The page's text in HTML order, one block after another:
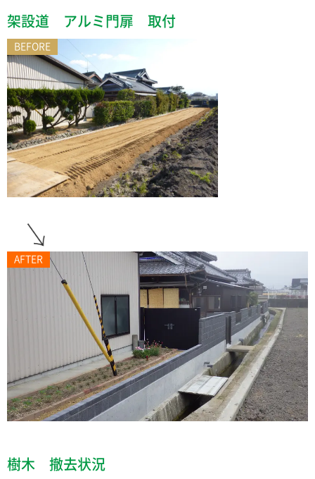
架設道 アルミ門扉 取付
BEFORE
AFTER
樹木 撤去状況